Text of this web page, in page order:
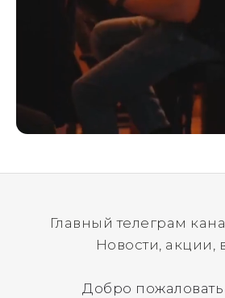
Главный телеграм
Новости, акции,
Добро пожаловать